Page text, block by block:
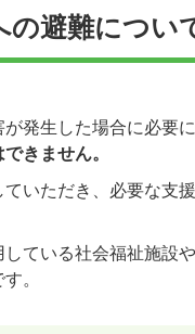
の避難につい
発生した場合に必要
きません。
ていただき、必要な支
ている社会福祉施設
。